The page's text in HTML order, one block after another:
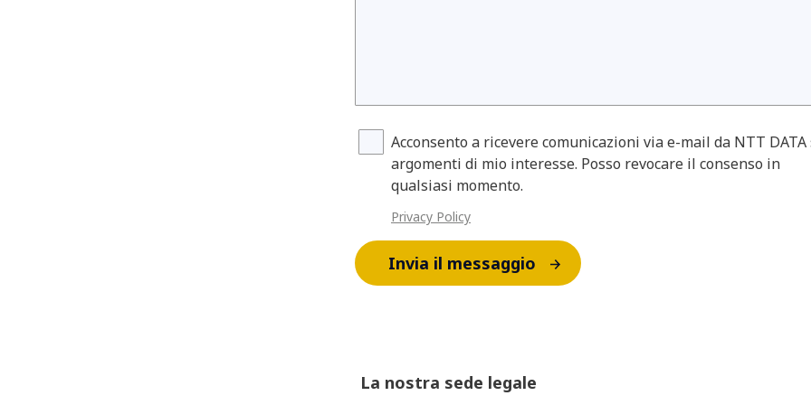
Acconsento a ricevere comunicazioni via e-mail da NTT DATA
argomenti di mio interesse. Posso revocare il consenso in
qualsiasi momento.
Privacy Policy
Invia il messaggio
La nostra sede legale